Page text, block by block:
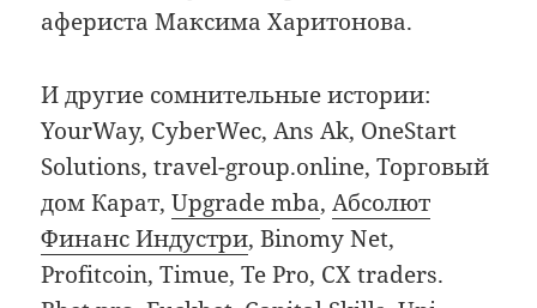
афериста Максима Харитонова.
И другие сомнительные истории:
YourWay, CyberWec, Ans Ak, OneStart
Solutions, travel-group.online, Торговый
дом Карат,Upgrade mba,Абсолют
Финанс Индустри, Binomy Net,
Profitcoin, Timue, Te Pro, CX traders.